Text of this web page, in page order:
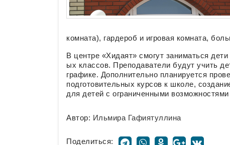
комната), гардероб и игровая комната,
В центре «Хидаят» смогут заниматься
ых классов. Преподаватели будут учить
графике. Дополнительно планируется
подготовительных курсов к школе,
для детей с ограниченными
Автор: Ильмира Гафиятуллина
Поделиться: